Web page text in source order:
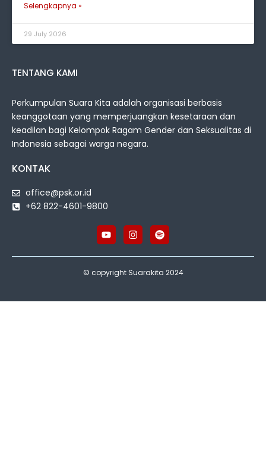
Selengkapnya »
29 July 2026
TENTANG KAMI
Perkumpulan Suara Kita adalah organisasi berbasis
keanggotaan yang memperjuangkan kesetaraan dan
keadilan bagi Kelompok Ragam Gender dan Seksualitas di
Indonesia sebagai warga negara.
KONTAK
office@psk.or.id
+62 822-4601-9800
© copyright Suarakita 2024